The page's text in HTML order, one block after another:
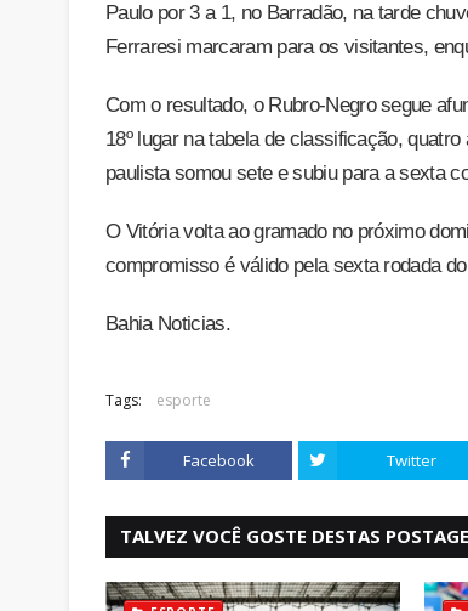
Paulo por 3 a 1, no Barradão, na tarde
Ferraresi marcaram para os visitantes,
Com o resultado, o Rubro-Negro segue
18º lugar na tabela de classificação,
paulista somou sete e subiu para a sexta
O Vitória volta ao gramado no próximo
compromisso é válido pela sexta rodada
Bahia Noticias.
Tags: esporte
Facebook Twitter
TALVEZ VOCÊ GOSTE DESTAS